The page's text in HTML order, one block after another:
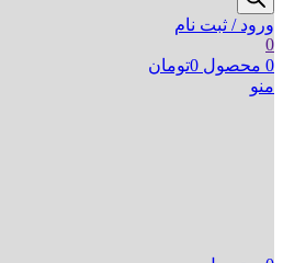
ورود / ثبت نام
0
0 محصول 0تومان
منو